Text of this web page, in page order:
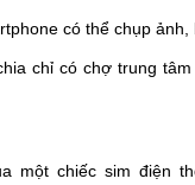
có thể chụp ảnh,
chỉ có chợ trung
một chiếc sim điện